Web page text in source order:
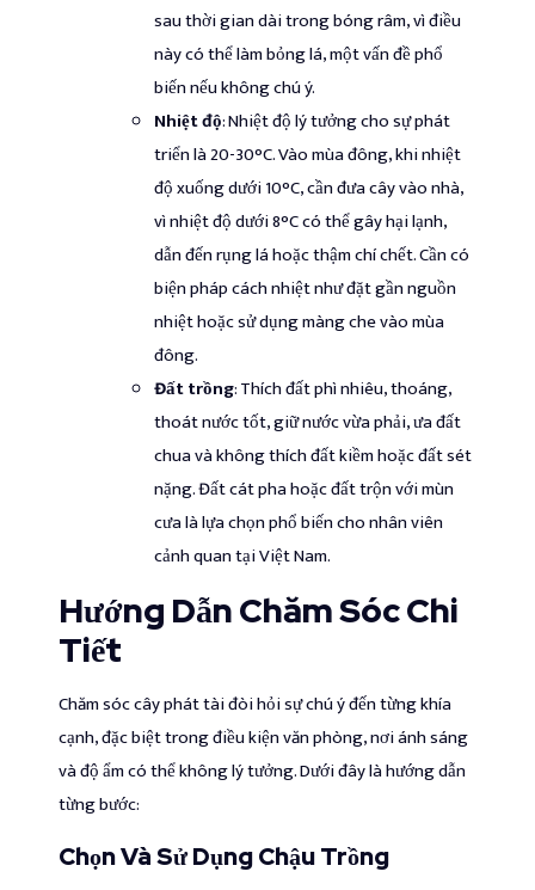
sau thời gian dài trong bóng râm, vì điều
này có thể làm bỏng lá, một vấn đề phổ
biến nếu không chú ý.
Nhiệt độ: Nhiệt độ lý tưởng cho sự phát
triển là 20-30°C. Vào mùa đông, khi nhiệt
độ xuống dưới 10°C, cần đưa cây vào nhà,
vì nhiệt độ dưới 8°C có thể gây hại lạnh,
dẫn đến rụng lá hoặc thậm chí chết. Cần có
biện pháp cách nhiệt như đặt gần nguồn
nhiệt hoặc sử dụng màng che vào mùa
đông.
Đất trồng: Thích đất phì nhiêu, thoáng,
thoát nước tốt, giữ nước vừa phải, ưa đất
chua và không thích đất kiềm hoặc đất sét
nặng. Đất cát pha hoặc đất trộn với mùn
cưa là lựa chọn phổ biến cho nhân viên
cảnh quan tại Việt Nam.
Hướng Dẫn Chăm Sóc Chi
Tiết
Chăm sóc cây phát tài đòi hỏi sự chú ý đến từng khía
cạnh, đặc biệt trong điều kiện văn phòng, nơi ánh sáng
và độ ẩm có thể không lý tưởng. Dưới đây là hướng dẫn
từng bước:
Chọn Và Sử Dụng Chậu Trồng